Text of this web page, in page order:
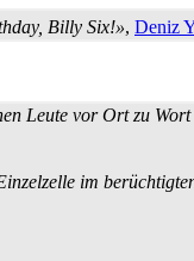
Billy Six!», Deniz
Leute vor Ort zu
im